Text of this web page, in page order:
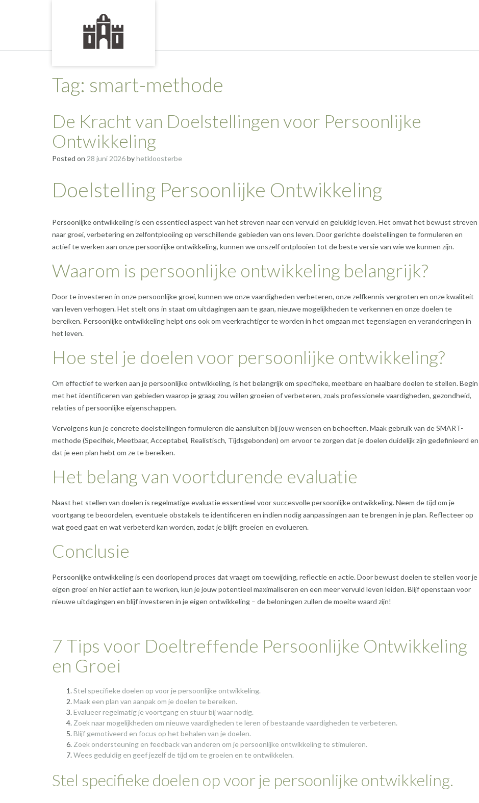
Tag: smart-methode
De Kracht van Doelstellingen voor Persoonlijke
Ontwikkeling
Posted on 28 juni 2026byhetkloosterbe
Doelstelling Persoonlijke Ontwikkeling
Persoonlijke ontwikkeling is een essentieel aspect van het streven naar een vervuld en gelukkig leven. Het omvat het bewust streven
naar groei, verbetering en zelfontplooiing op verschillende gebieden van ons leven. Door gerichte doelstellingen te formuleren en
actief te werken aan onze persoonlijke ontwikkeling, kunnen we onszelf ontplooien tot de beste versie van wie we kunnen zijn.
Waarom is persoonlijke ontwikkeling belangrijk?
Door te investeren in onze persoonlijke groei, kunnen we onze vaardigheden verbeteren, onze zelfkennis vergroten en onze kwaliteit
van leven verhogen. Het stelt ons in staat om uitdagingen aan te gaan, nieuwe mogelijkheden te verkennen en onze doelen te
bereiken. Persoonlijke ontwikkeling helpt ons ook om veerkrachtiger te worden in het omgaan met tegenslagen en veranderingen in
het leven.
Hoe stel je doelen voor persoonlijke ontwikkeling?
Om effectief te werken aan je persoonlijke ontwikkeling, is het belangrijk om specifieke, meetbare en haalbare doelen te stellen. Begin
met het identificeren van gebieden waarop je graag zou willen groeien of verbeteren, zoals professionele vaardigheden, gezondheid,
relaties of persoonlijke eigenschappen.
Vervolgens kun je concrete doelstellingen formuleren die aansluiten bij jouw wensen en behoeften. Maak gebruik van de SMART-
methode (Specifiek, Meetbaar, Acceptabel, Realistisch, Tijdsgebonden) om ervoor te zorgen dat je doelen duidelijk zijn gedefinieerd en
dat je een plan hebt om ze te bereiken.
Het belang van voortdurende evaluatie
Naast het stellen van doelen is regelmatige evaluatie essentieel voor succesvolle persoonlijke ontwikkeling. Neem de tijd om je
voortgang te beoordelen, eventuele obstakels te identificeren en indien nodig aanpassingen aan te brengen in je plan. Reflecteer op
wat goed gaat en wat verbeterd kan worden, zodat je blijft groeien en evolueren.
Conclusie
Persoonlijke ontwikkeling is een doorlopend proces dat vraagt om toewijding, reflectie en actie. Door bewust doelen te stellen voor je
eigen groei en hier actief aan te werken, kun je jouw potentieel maximaliseren en een meer vervuld leven leiden. Blijf openstaan voor
nieuwe uitdagingen en blijf investeren in je eigen ontwikkeling – de beloningen zullen de moeite waard zijn!
7 Tips voor Doeltreffende Persoonlijke Ontwikkeling
en Groei
Stel specifieke doelen op voor je persoonlijke ontwikkeling.
Maak een plan van aanpak om je doelen te bereiken.
Evalueer regelmatig je voortgang en stuur bij waar nodig.
Zoek naar mogelijkheden om nieuwe vaardigheden te leren of bestaande vaardigheden te verbeteren.
Blijf gemotiveerd en focus op het behalen van je doelen.
Zoek ondersteuning en feedback van anderen om je persoonlijke ontwikkeling te stimuleren.
Wees geduldig en geef jezelf de tijd om te groeien en te ontwikkelen.
Stel specifieke doelen op voor je persoonlijke ontwikkeling.